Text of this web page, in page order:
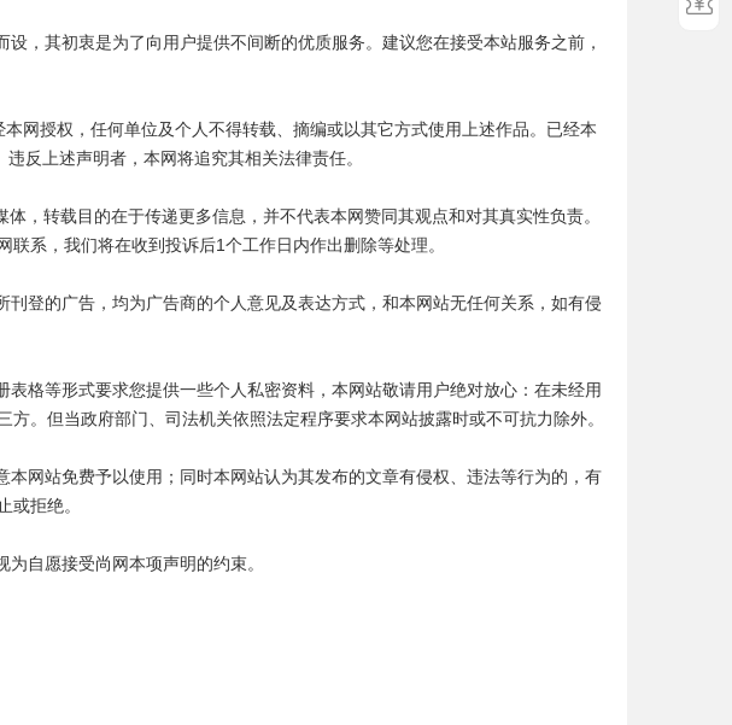
，其初衷是为了向用户提供不间断的优质服务。建议您在接受本站服务之前，
网授权，任何单位及个人不得转载、摘编或以其它方式使用上述作品。已经本
反上述声明者，本网将追究其相关法律责任。
，转载目的在于传递更多信息，并不代表本网赞同其观点和对其真实性负责。
系，我们将在收到投诉后1个工作日内作出删除等处理。
登的广告，均为广告商的个人意见及表达方式，和本网站无任何关系，如有侵
格等形式要求您提供一些个人私密资料，本网站敬请用户绝对放心：在未经用
。但当政府部门、司法机关依照法定程序要求本网站披露时或不可抗力除外。
网站免费予以使用；同时本网站认为其发布的文章有侵权、违法等行为的，有
或拒绝。
自愿接受尚网本项声明的约束。